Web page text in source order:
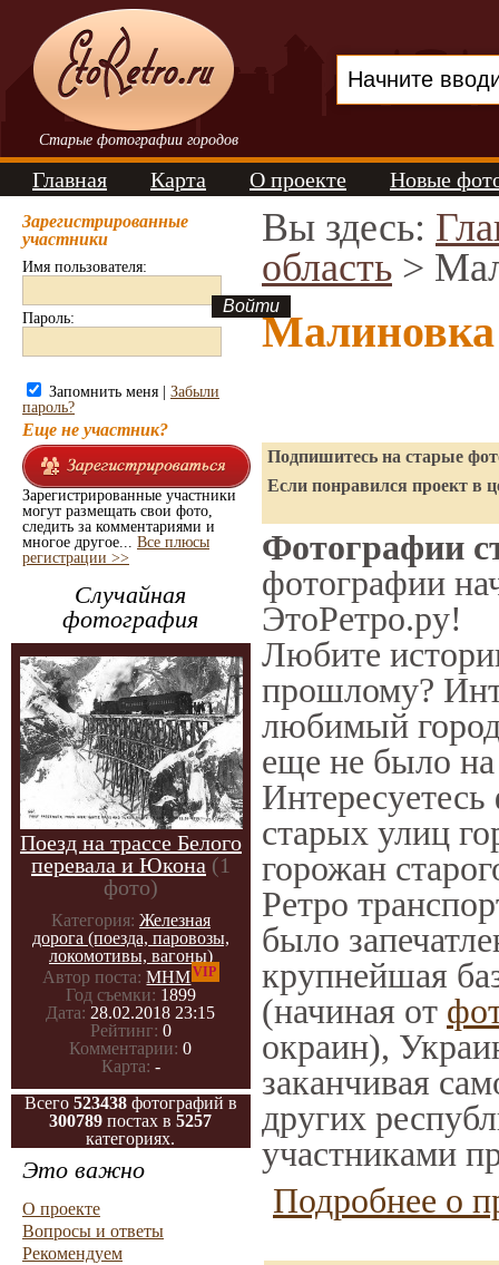
Старые фотографии городов
Главная Карта О проекте Новые
Зарегистрированные
участники
Имя пользователя:
Пароль:
Запомнить меня | Забыли
пароль?
Еще не участник?
Зарегистрированные участники
могут размещать свои фото,
следить за комментариями и
многое другое... Все плюсы
регистрации >>
Случайная
фотография
Поезд на трассе Белого
перевала и Юкона (1
фото)
Категория: Железная
дорога (поезда, паровозы,
локомотивы, вагоны)
Автор поста: МНМVIP
Год съемки: 1899
Дата: 28.02.2018 23:15
Рейтинг: 0
Комментарии: 0
Карта: -
Всего 523438 фотографий в
300789 постах в5257
категориях.
Это важно
О проекте
Вопросы и ответы
Рекомендуем
Вы здесь:
область >
Подпишитесь на старые
Если понравился проект в
Фотографии
фотографии
ЭтоРетро.ру!
Любите
прошлому?
любимый
еще не было на
Интересуетесь
старых улиц
горожан
Ретро
было
крупнейшая
(начиная от
окраин),
заканчивая
других
участниками
Подробнее о